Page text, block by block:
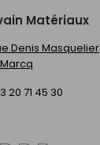
Matériaux
Denis Masquelier
20 71 45 30